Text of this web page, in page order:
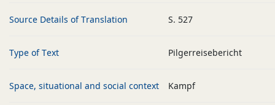
Source Details of Translation S. 527
Type of Text Pilgerreisebericht
Space, situational and social context Kampf